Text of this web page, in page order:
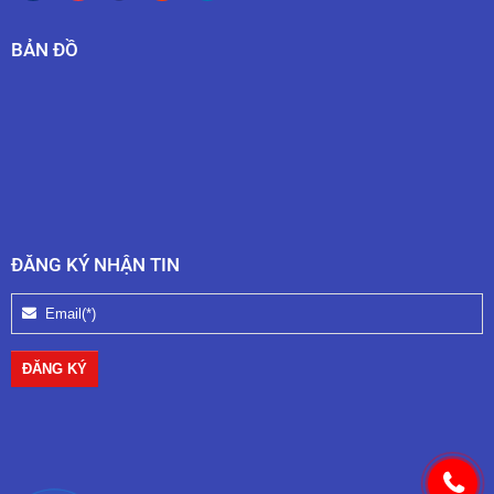
BẢN ĐỒ
ĐĂNG KÝ NHẬN TIN